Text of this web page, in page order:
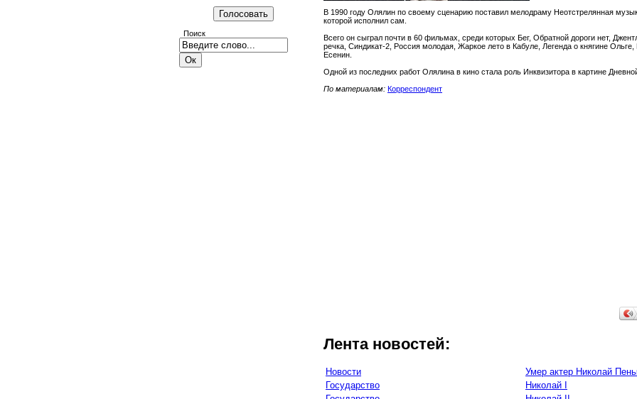
Поиск
В 1990 году Олялин по своему сценарию поставил мелодраму Неотстрелянная
которой исполнил сам.
Всего он сыграл почти в 60 фильмах, среди которых Бег, Обратной дороги нет,
речка, Синдикат-2, Россия молодая, Жаркое лето в Кабуле, Легенда о княгине
Есенин.
Одной из последних работ Олялина в кино стала роль Инквизитора в картине
По материалам: Корреспондент
Лента новостей:
Новости
Умер актер Николай
Государство
Николай I